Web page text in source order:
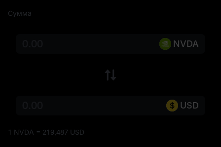
Сумма
NVDA
USD
1 NVDA = 219,487 USD